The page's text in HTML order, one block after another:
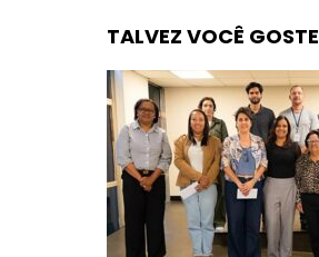
TALVEZ VOCÊ GOSTE